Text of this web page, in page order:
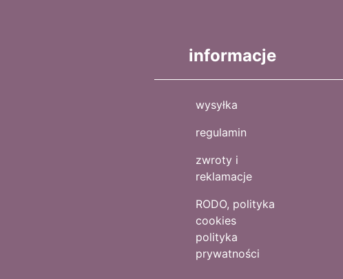
informacje
wysyłka
regulamin
zwroty i
reklamacje
RODO, polityka
cookies
polityka
prywatności